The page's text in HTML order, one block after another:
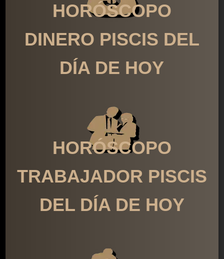
HORÓSCOPO
DINERO PISCIS DEL
DÍA DE HOY
HORÓSCOPO
TRABAJADOR PISCIS
DEL DÍA DE HOY